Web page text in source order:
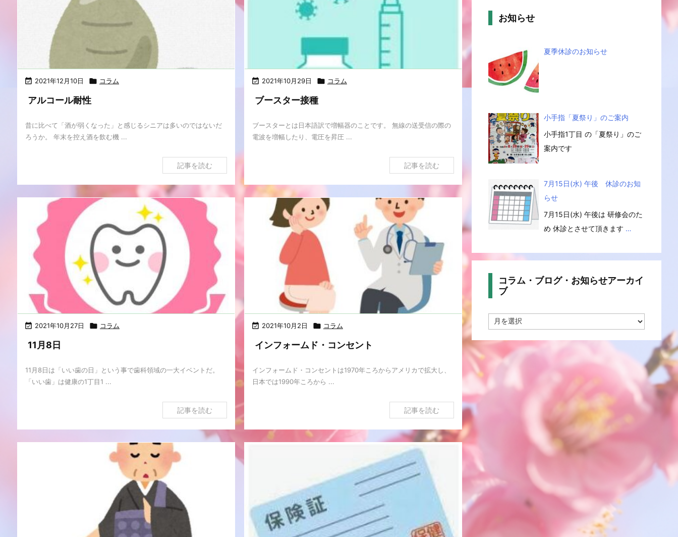
 2021年12月10日  コラム
アルコール耐性
昔に比べて「酒が弱くなった」と感じるシニアは多いのではないだ
ろうか。 年末を控え酒を飲む機 ...
記事を読む
 2021年10月29日  コラム
ブースター接種
ブースターとは日本語訳で増幅器のことです。 無線の送受信の際の
電波を増幅したり、電圧を昇圧 ...
記事を読む
 2021年10月27日  コラム
11月8日
11月8日は「いい歯の日」という事で歯科領域の一大イベントだ。
「いい歯」は健康の1丁目1 ...
記事を読む
 2021年10月2日  コラム
インフォームド・コンセント
インフォームド・コンセントは1970年ころからアメリカで拡大し、
日本では1990年ころから ...
記事を読む
お知らせ
夏季休診のお知らせ
小手指「夏祭り」のご案内
小手指1丁目 の「夏祭り」のご
案内です
7月15日(水) 午後 休診のお知
らせ
7月15日(水) 午後は 研修会のた
め 休診とさせて頂きます …
コラム・ブログ・お知らせアーカイ
ブ
ラ
ブ
ロ